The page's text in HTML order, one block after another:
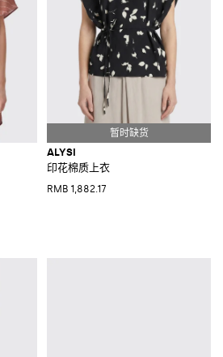
ALYSI
印花棉质上衣
RMB 1,882.17